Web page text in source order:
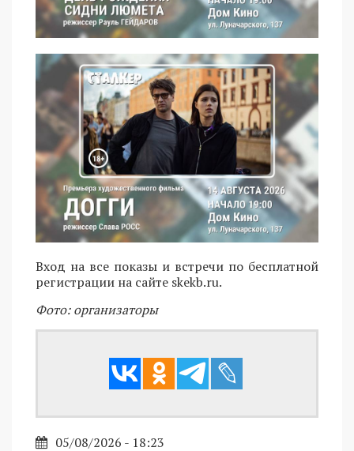
Вход на все показы и встречи по бесплатной
регистрации на сайте skekb.ru.
Фото: организаторы
05/08/2026 - 18:23